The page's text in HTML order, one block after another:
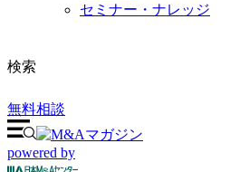
セミナー・ナレッジ
検索
無料相談
powered by